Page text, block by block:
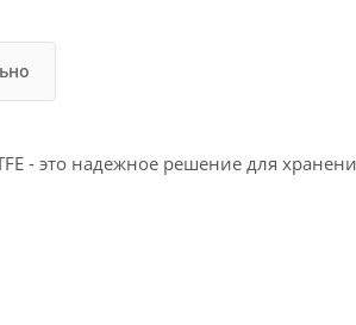
- это надежное решение для